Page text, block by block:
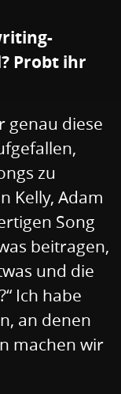
Probt ihr
genau diese
zu
Kelly, Adam
Song
beitragen,
und die
Ich habe
an denen
machen wir